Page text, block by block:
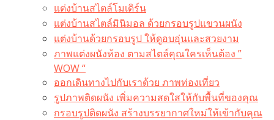
แต่งบ้านสไตล์โมเดิร์น
แต่งบ้านสไตล์มินิมอล ด้วยกรอบรูปแขวนผนัง
แต่งบ้านด้วยกรอบรูป ให้ดูอบอุ่นและสวยงาม
ภาพแต่งผนังห้อง ตามสไตล์คุณใครเห็นต้อง ”
WOW “
ออกเดินทางไปกับเราด้วย ภาพท่องเที่ยว
รูปภาพติดผนัง เพิ่มความสดใสให้กับพื้นที่ของคุณ
กรอบรูปติดผนัง สร้างบรรยากาศใหม่ให้เข้ากับคุณ